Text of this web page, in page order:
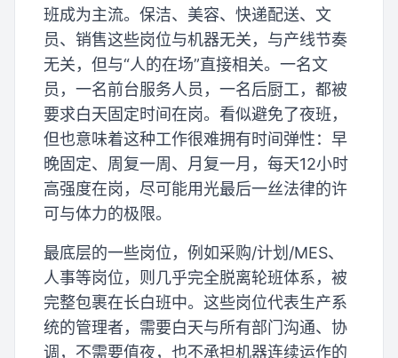
班成为主流。保洁、美容、快递配送、文
员、销售这些岗位与机器无关，与产线节奏
无关，但与“人的在场”直接相关。一名文
员，一名前台服务人员，一名后厨工，都被
要求白天固定时间在岗。看似避免了夜班，
但也意味着这种工作很难拥有时间弹性：早
晚固定、周复一周、月复一月，每天12小时
高强度在岗，尽可能用光最后一丝法律的许
可与体力的极限。
最底层的一些岗位，例如采购/计划/MES、
人事等岗位，则几乎完全脱离轮班体系，被
完整包裹在长白班中。这些岗位代表生产系
统的管理者，需要白天与所有部门沟通、协
调，不需要值夜，也不承担机器连续运作的